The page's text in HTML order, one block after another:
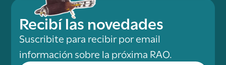
Recibí las novedades
Suscribite para recibir por email
información sobre la próxima RAO.